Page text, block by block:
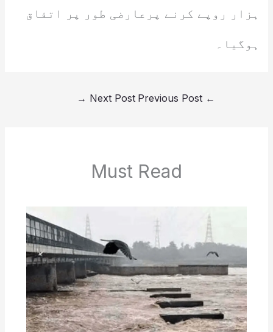
ہزار روپے کرنے پرعارضی طور پر اتفاق
ہوگیا۔
←
Next Post
→
Must Read